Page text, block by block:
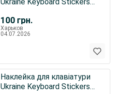
100 грн.
Харьков
04.07.2026
Наклейка для клавіатури
Ukraine Keyboard Stickers